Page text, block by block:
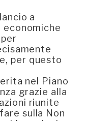
a
per questo
nel Piano
grazie alla
riunite
sulla Non